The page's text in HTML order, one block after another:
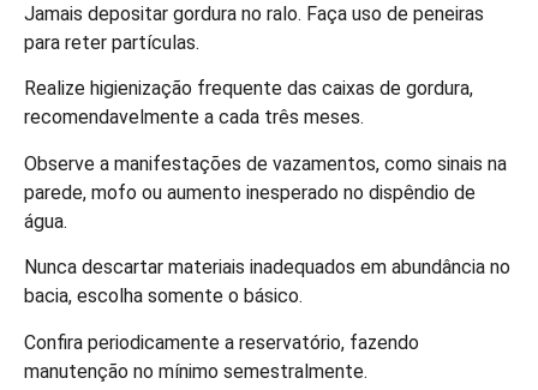
Jamais depositar gordura no ralo. Faça uso de peneiras
para reter partículas.
Realize higienização frequente das caixas de gordura,
recomendavelmente a cada três meses.
Observe a manifestações de vazamentos, como sinais na
parede, mofo ou aumento inesperado no dispêndio de
água.
Nunca descartar materiais inadequados em abundância no
bacia, escolha somente o básico.
Confira periodicamente a reservatório, fazendo
manutenção no mínimo semestralmente.